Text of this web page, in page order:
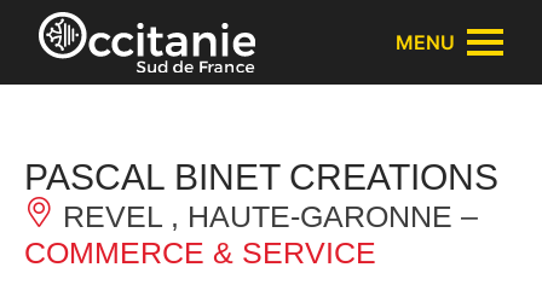
Panneau de gestion des cookies
MENU
PASCAL BINET CREATIONS
REVEL , HAUTE-GARONNE –
COMMERCE & SERVICE